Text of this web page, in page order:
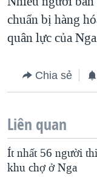
QUAN HỆ VIỆT
chuẩn bị hàng
quân lực của
Chia sẻ
Liên quan
Ít nhất 56 người
khu chợ ở Nga